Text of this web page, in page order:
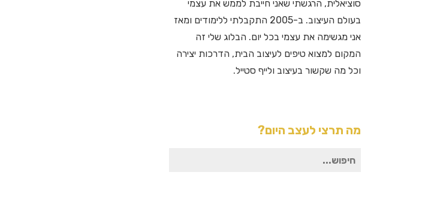
סוציאלית, הרגשתי שאני חייבת לממש את עצמי
בעולם העיצוב. ב-2005 התקבלתי ללימודים ומאז
אני מגשימה את עצמי בכל יום. הבלוג שלי זה
המקום למצוא טיפים לעיצוב הבית, הדרכות יצירה
וכל מה שקשור בעיצוב ולייף סטייל.
מה תרצי לעצב היום?
חיפוש